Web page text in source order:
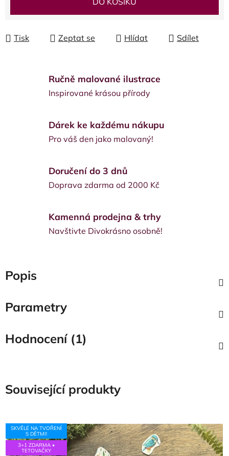
Tisk Zeptat se Hlídat Sdílet
Ručně malované ilustrace
Inspirované krásou přírody
Dárek ke každému nákupu
Pro váš den jako malovaný!
Doručení do 3 dnů
Doprava zdarma od 2000 Kč
Kamenná prodejna & trhy
Navštivte Divokrásno osobně!
Popis
Parametry
Hodnocení (1)
Související produkty
SKVĚLÉ NA TVOŘENÍ
S DĚTMI!
3+1 ZDARMA •
TETOVAČKY